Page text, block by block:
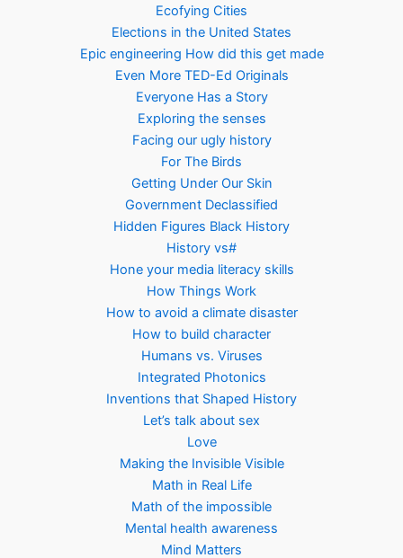
Ecofying Cities
Elections in the United States
Epic engineering How did this get made
Even More TED-Ed Originals
Everyone Has a Story
Exploring the senses
Facing our ugly history
For The Birds
Getting Under Our Skin
Government Declassified
Hidden Figures Black History
History vs#
Hone your media literacy skills
How Things Work
How to avoid a climate disaster
How to build character
Humans vs. Viruses
Integrated Photonics
Inventions that Shaped History
Let’s talk about sex
Love
Making the Invisible Visible
Math in Real Life
Math of the impossible
Mental health awareness
Mind Matters